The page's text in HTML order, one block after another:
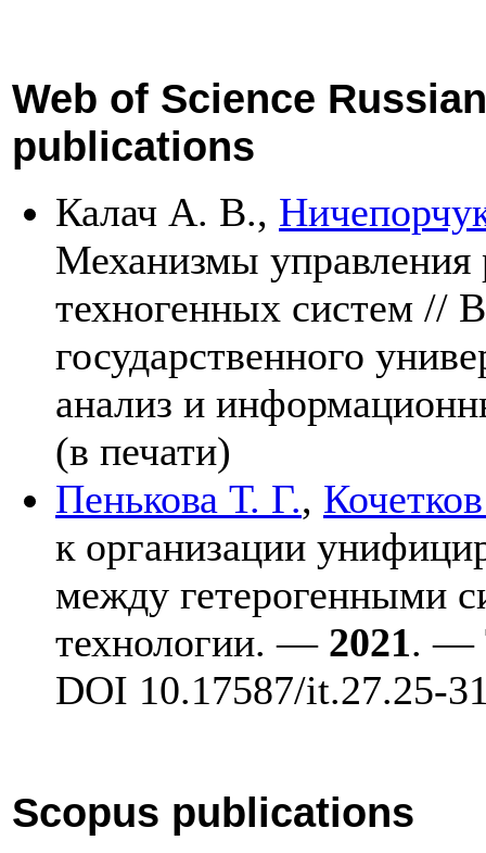
Web of Science
publications
Калач А. В.,
Механизмы управления
техногенных систем //
государственного
анализ и
(в печати)
Пенькова Т. Г.,
к организации
между гетерогенными
технологии. — 2021. —
DOI 10.17587/it.27.25-
Scopus publications